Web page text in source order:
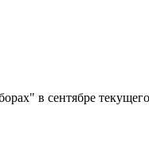
в сентябре